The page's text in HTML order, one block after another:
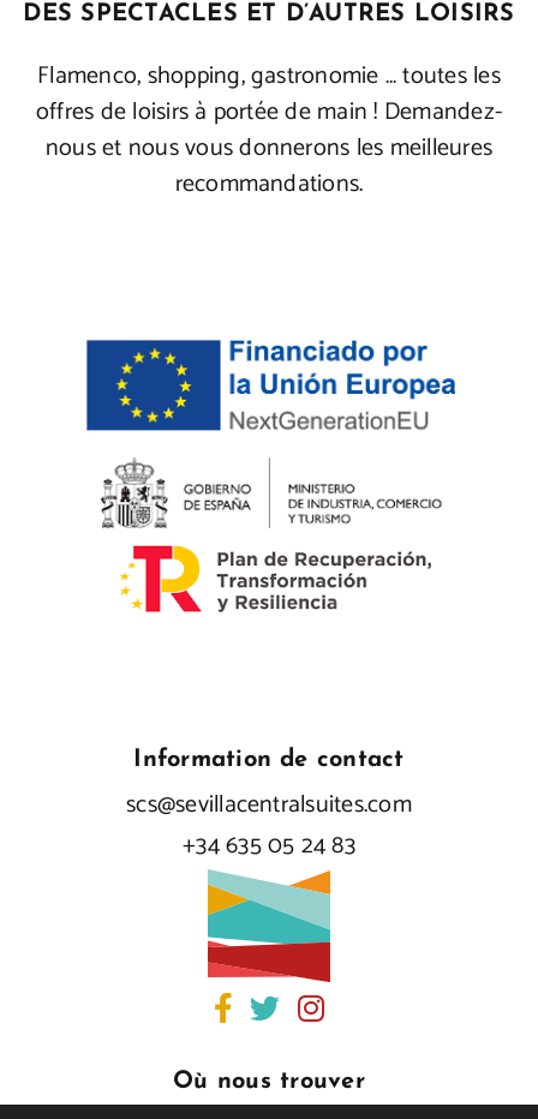
DES SPECTACLES ET D’AUTRES LOISIRS
Flamenco, shopping, gastronomie … toutes les
offres de loisirs à portée de main ! Demandez-
nous et nous vous donnerons les meilleures
recommandations.
Information de contact
scs@sevillacentralsuites.com
+34 635 05 24 83
Où nous trouver